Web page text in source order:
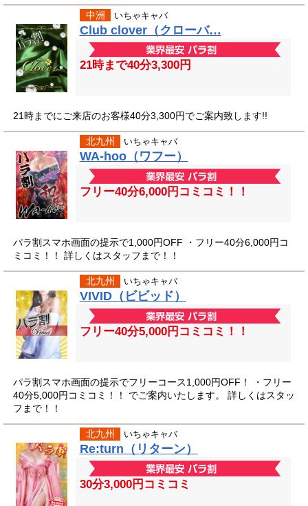
中洲 いちゃキャバ
Club clover（クローバ…
21時まで40分3,300円
21時までにご来店のお客様40分3,300円でご案内致します!!
北九州 いちゃキャバ
WA-hoo（ワフー）
フリー40分6,000円コミコミ！！
パラ割スマホ画面の提示で1,000円OFF ・フリー40分6,000円コ
ミコミ！！ 詳しくはスタッフまで！！
北九州 いちゃキャバ
VIVID（ビビッド）
フリー40分5,000円コミコミ！！
パラ割スマホ画面の提示でフリーコース1,000円OFF！ ・フリー
40分5,000円コミコミ！！ でご案内いたします。 詳しくはスタッ
フまで！！
北九州 いちゃキャバ
Re:turn（リターン）
30分3,000円コミコミ